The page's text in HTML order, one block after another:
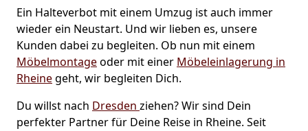
Ein Halteverbot mit einem Umzug ist auch immer
wieder ein Neustart. Und wir lieben es, unsere
Kunden dabei zu begleiten. Ob nun mit einem
Möbelmontageoder mit einer Möbeleinlagerung in
Rheinegeht, wir begleiten Dich.
Du willst nach Dresden ziehen? Wir sind Dein
perfekter Partner für Deine Reise in Rheine. Seit